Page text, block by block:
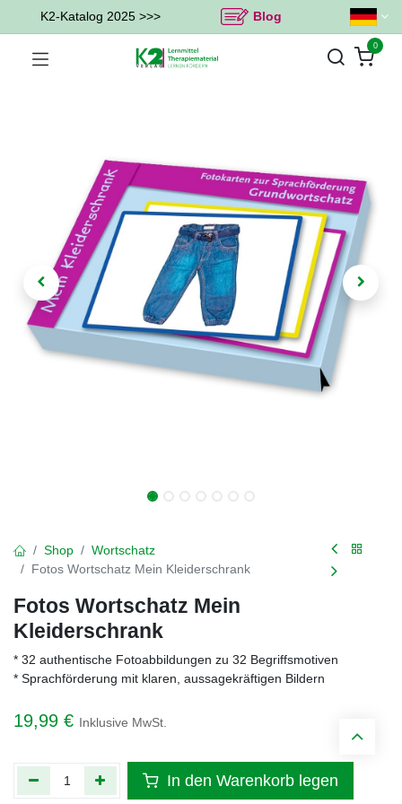
K2-Katalog 2025 >>> Blog
0
Shop
Wortschatz
Fotos Wortschatz Mein Kleiderschrank
Fotos Wortschatz Mein
Kleiderschrank
* 32 authentische Fotoabbildungen zu 32 Begriffsmotiven
* Sprachförderung mit klaren, aussagekräftigen Bildern
19,99 € Inklusive MwSt.
In den Warenkorb legen